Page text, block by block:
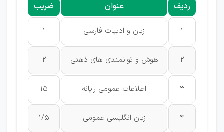
ردیف
عنوان ضریب
1 زبان و ادبیات فارسی 1
2 هوش و توانمندی های ذهنی 2
3 اطلاعات عمومی رایانه 15
4 زبان انگلیسی عمومی 1/5